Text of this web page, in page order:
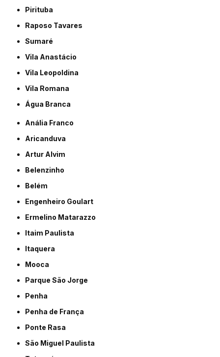
Pirituba
Raposo Tavares
Sumaré
Vila Anastácio
Vila Leopoldina
Vila Romana
Água Branca
Anália Franco
Aricanduva
Artur Alvim
Belenzinho
Belém
Engenheiro Goulart
Ermelino Matarazzo
Itaim Paulista
Itaquera
Mooca
Parque São Jorge
Penha
Penha de França
Ponte Rasa
São Miguel Paulista